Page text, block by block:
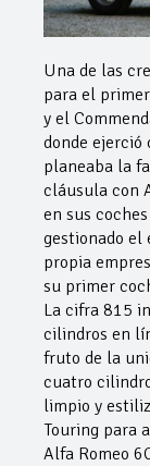
Una de las
para el
y el
donde ejerció
planeaba la
cláusula con
en sus
gestionado el
propia
su primer
La cifra 815
cilindros en
fruto de la
cuatro
limpio y
Touring para
Alfa Romeo